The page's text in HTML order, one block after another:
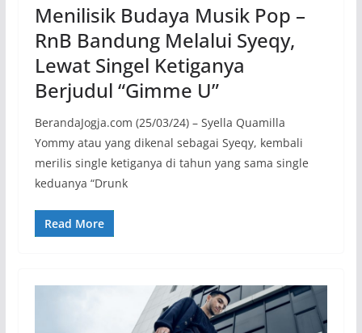
Menilisik Budaya Musik Pop –
RnB Bandung Melalui Syeqy,
Lewat Singel Ketiganya
Berjudul “Gimme U”
BerandaJogja.com (25/03/24) – Syella Quamilla
Yommy atau yang dikenal sebagai Syeqy, kembali
merilis single ketiganya di tahun yang sama single
keduanya “Drunk
Read More